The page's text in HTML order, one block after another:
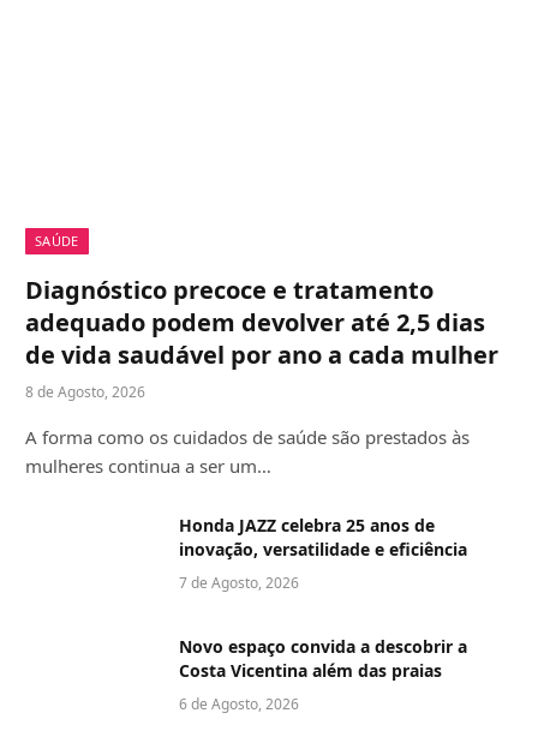
SAÚDE
Diagnóstico precoce e tratamento
adequado podem devolver até 2,5 dias
de vida saudável por ano a cada mulher
8 de Agosto, 2026
A forma como os cuidados de saúde são prestados às
mulheres continua a ser um…
Honda JAZZ celebra 25 anos de
inovação, versatilidade e eficiência
7 de Agosto, 2026
Novo espaço convida a descobrir a
Costa Vicentina além das praias
6 de Agosto, 2026